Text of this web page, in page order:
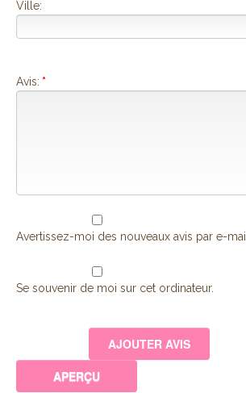
Ville:
Avis: *
Avertissez-moi des nouveaux avis par e-mail.
Se souvenir de moi sur cet ordinateur.